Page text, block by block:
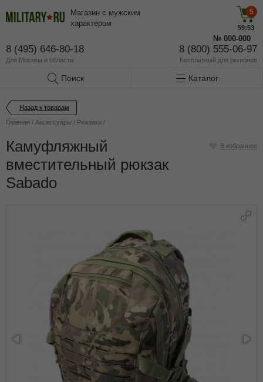
Магазин с мужским
характером
8 (495) 646-80-18
Для Москвы и области
8 (800) 555-06-97
Бесплатный для регионов
5
59:53
№ 000-000
Поиск Каталог
Назад к товарам
Главная / Аксессуары / Рюкзаки /
Камуфляжный
вместительный рюкзак
Sabado
В избранное